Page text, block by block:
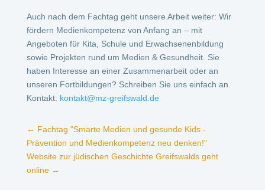
Auch nach dem Fachtag geht unsere Arbeit weiter: Wir
fördern Medienkompetenz von Anfang an – mit
Angeboten für Kita, Schule und Erwachsenenbildung
sowie Projekten rund um Medien & Gesundheit. Sie
haben Interesse an einer Zusammenarbeit oder an
unseren Fortbildungen? Schreiben Sie uns einfach an.
Kontakt: kontakt@mz-greifswald.de
← Fachtag "Smarte Medien und gesunde Kids -
Prävention und Medienkompetenz neu denken!"
Website zur jüdischen Geschichte Greifswalds geht
online→